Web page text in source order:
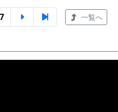
一覧へ